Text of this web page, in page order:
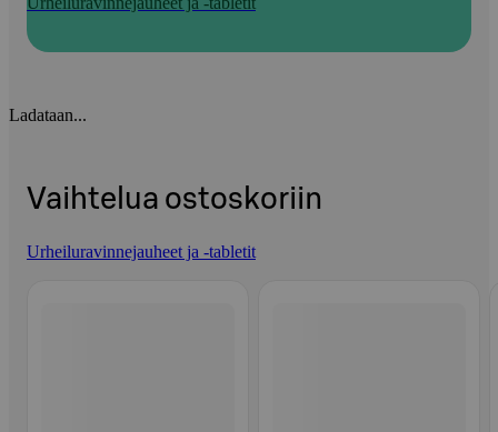
Ladataan...
Vaihtelua ostoskoriin
Urheiluravinnejauheet ja -tabletit